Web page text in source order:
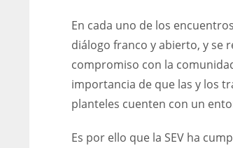
En cada uno de los
diálogo franco y abierto, y se
compromiso con la
importancia de que las y los
planteles cuenten con un
Es por ello que la SEV ha